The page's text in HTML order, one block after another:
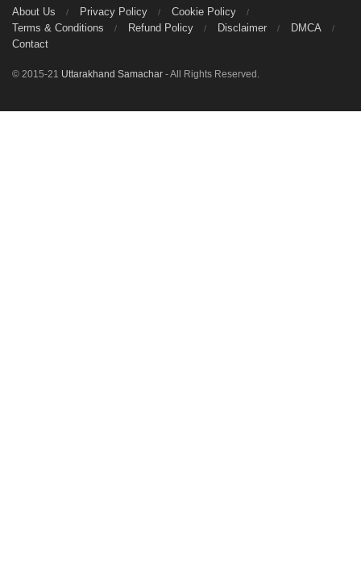
About Us Privacy Policy
Cookie Policy
Terms & Conditions
Refund Policy Disclaimer
DMCA
Contact
© 2015-21 Uttarakhand Samachar - All Rights Reserved.